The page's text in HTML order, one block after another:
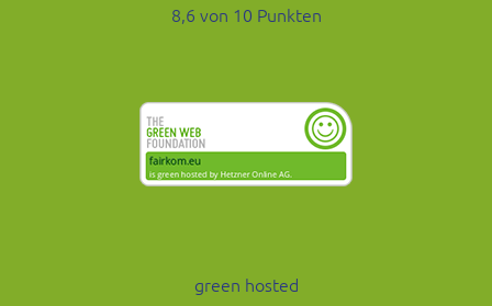
8,6 von 10 Punkten
green hosted